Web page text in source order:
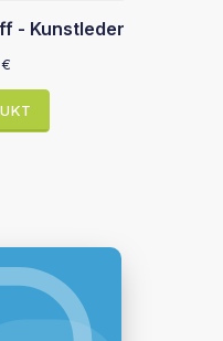
- Kunstleder
€